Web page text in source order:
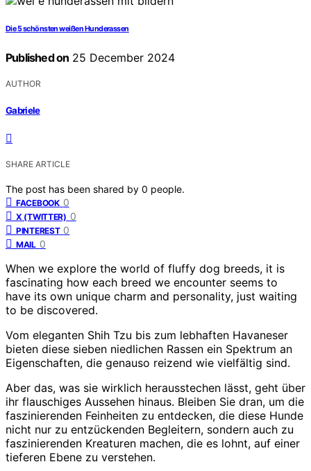
Die 5 schönsten weißen Hunderassen
Published on 25 December 2024
AUTHOR
Gabriele
SHARE ARTICLE
The post has been shared by 0 people.
FACEBOOK 0
X (TWITTER) 0
PINTEREST 0
MAIL 0
When we explore the world of fluffy dog breeds, it is
fascinating how each breed we encounter seems to
have its own unique charm and personality, just waiting
to be discovered.
Vom eleganten Shih Tzu bis zum lebhaften Havaneser
bieten diese sieben niedlichen Rassen ein Spektrum an
Eigenschaften, die genauso reizend wie vielfältig sind.
Aber das, was sie wirklich herausstechen lässt, geht über
ihr flauschiges Aussehen hinaus. Bleiben Sie dran, um die
faszinierenden Feinheiten zu entdecken, die diese Hunde
nicht nur zu entzückenden Begleitern, sondern auch zu
faszinierenden Kreaturen machen, die es lohnt, auf einer
tieferen Ebene zu verstehen.